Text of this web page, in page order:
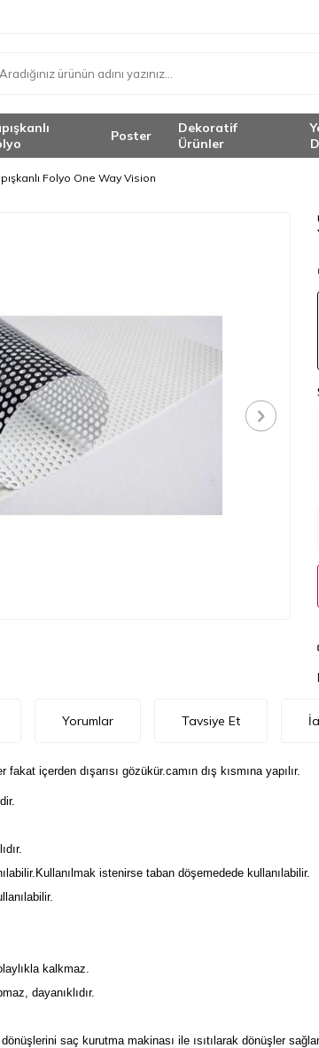
Poster
Dekoratif
Ürünler
Folyo One Way Vision
Yorumlar Tavsiye Et
içerden dışarısı gözükür.camın dış kısmına yapılır.
istenirse taban döşemedede kullanılabilir.
kalkmaz.
dayanıklıdır.
saç kurutma makinası ile ısıtılarak dönüşler